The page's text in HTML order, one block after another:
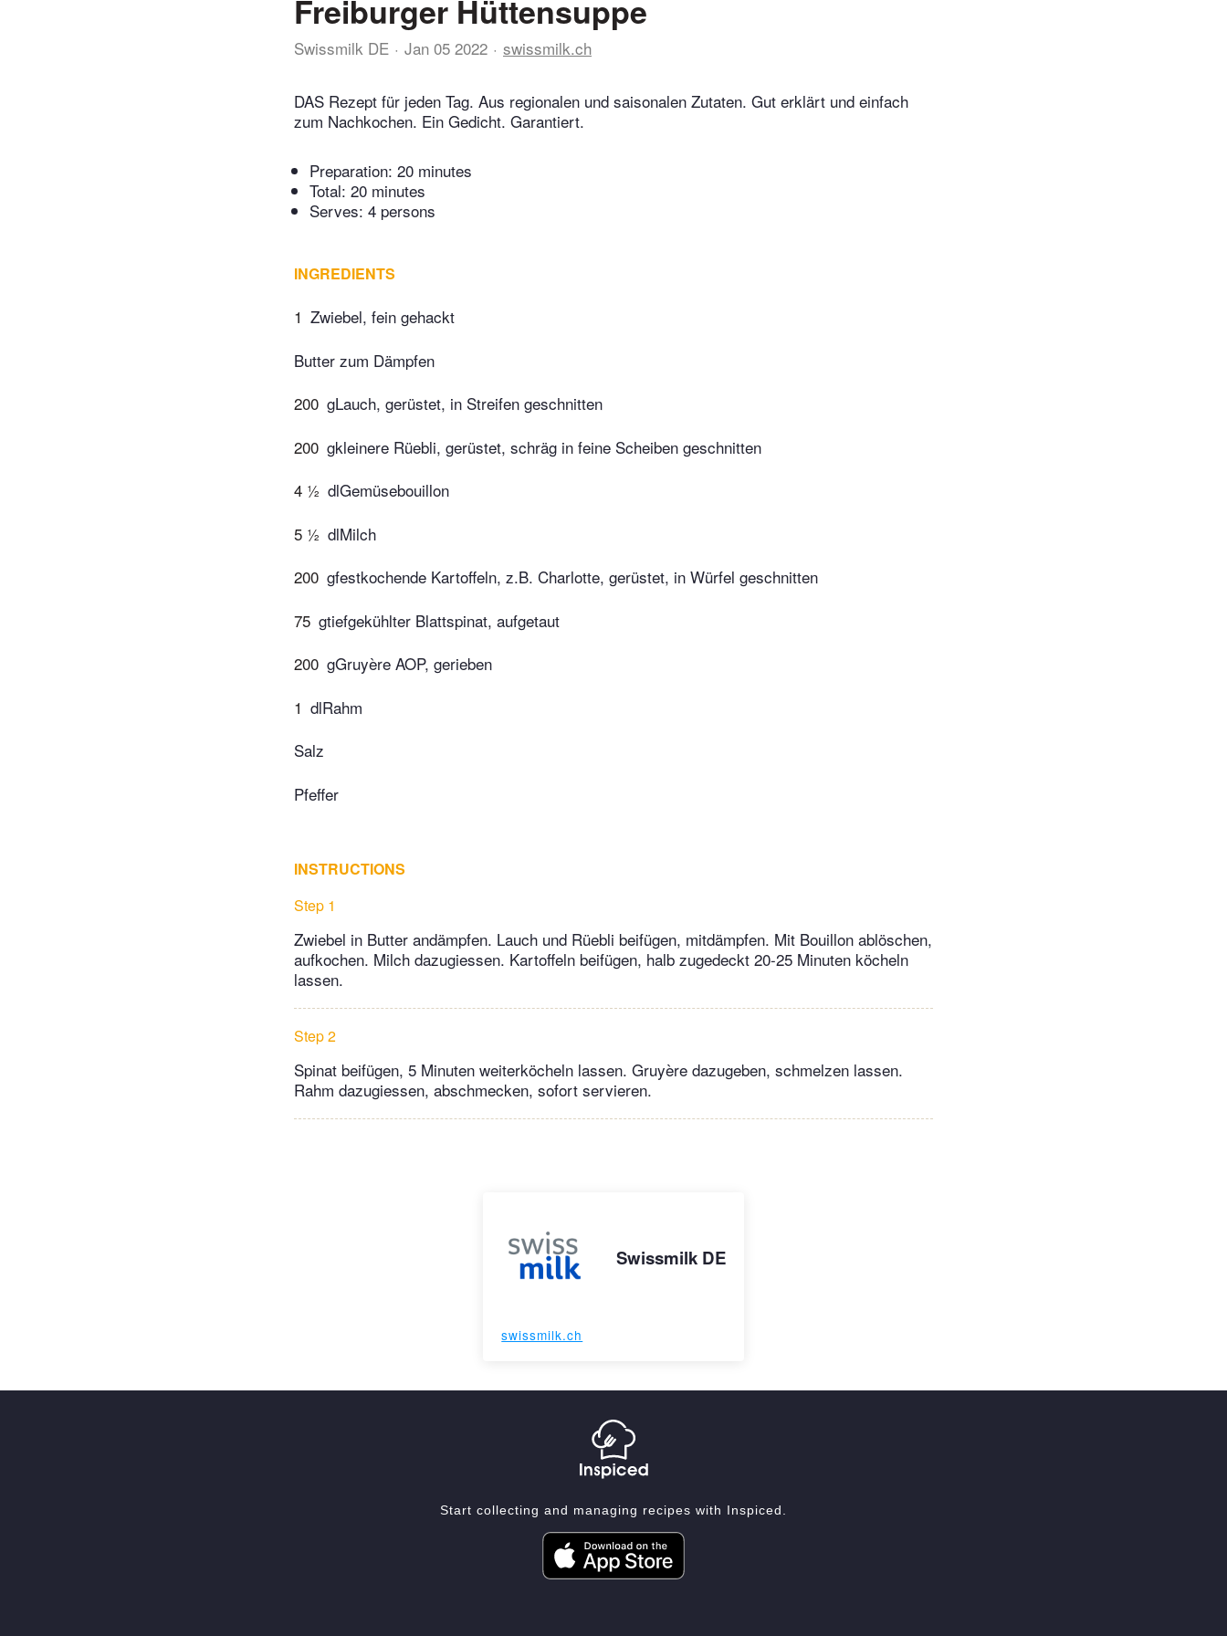
Freiburger Hüttensuppe
Swissmilk DE Jan 05 2022 swissmilk.ch
DAS Rezept für jeden Tag. Aus regionalen und saisonalen Zutaten. Gut erklärt und einfach
zum Nachkochen. Ein Gedicht. Garantiert.
Preparation: 20 minutes
Total: 20 minutes
Serves: 4 persons
INGREDIENTS
1 Zwiebel, fein gehackt
Butter zum Dämpfen
200 gLauch, gerüstet, in Streifen geschnitten
200 gkleinere Rüebli, gerüstet, schräg in feine Scheiben geschnitten
4 ½ dlGemüsebouillon
5 ½ dlMilch
200 gfestkochende Kartoffeln, z.B. Charlotte, gerüstet, in Würfel geschnitten
75 gtiefgekühlter Blattspinat, aufgetaut
200 gGruyère AOP, gerieben
1 dlRahm
Salz
Pfeffer
INSTRUCTIONS
Step 1
Zwiebel in Butter andämpfen. Lauch und Rüebli beifügen, mitdämpfen. Mit Bouillon ablöschen,
aufkochen. Milch dazugiessen. Kartoffeln beifügen, halb zugedeckt 20-25 Minuten köcheln
lassen.
Step 2
Spinat beifügen, 5 Minuten weiterköcheln lassen. Gruyère dazugeben, schmelzen lassen.
Rahm dazugiessen, abschmecken, sofort servieren.
Swissmilk DE
swissmilk.ch
Start collecting and managing recipes with Inspiced.